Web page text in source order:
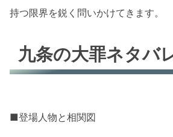
持つ限界を鋭く問いかけてきます。
九条の大罪ネタバ
■登場人物と相関図